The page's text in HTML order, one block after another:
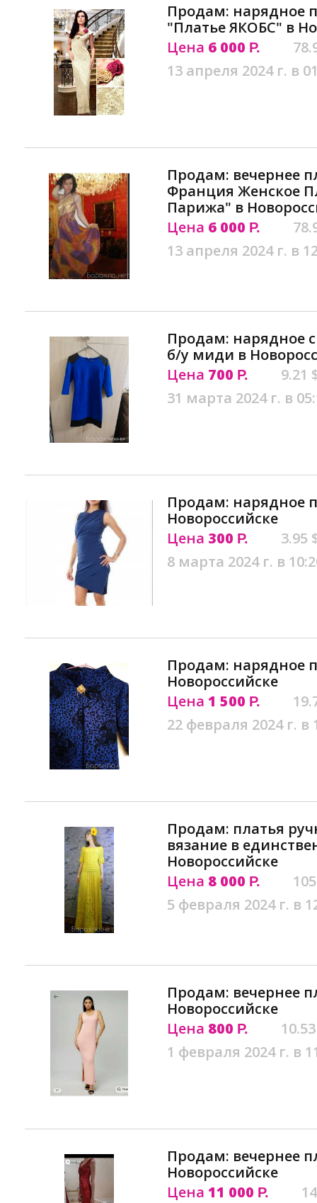
Продам: нарядное
"Платье ЯКОБС" в
Цена 6 000 Р.
13 апреля 2024 г. в
Продам: вечернее
Франция Женское
Парижа" в
Цена 6 000 Р.
13 апреля 2024 г. в
Продам: нарядное
б/у миди в
Цена 700 Р.
9.21
31 марта 2024 г. в
Продам: нарядное
Новороссийске
Цена 300 Р.
3.95
8 марта 2024 г. в
Продам: нарядное
Новороссийске
Цена 1 500 Р.
22 февраля 2024 г. в
Продам: платья
вязание в
Новороссийске
Цена 8 000 Р.
5 февраля 2024 г. в
Продам: вечернее
Новороссийске
Цена 800 Р.
1 февраля 2024 г. в
Продам: вечернее
Новороссийске
Цена 11 000 Р.